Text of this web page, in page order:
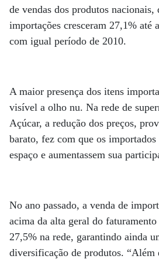
de vendas dos produtos nacionais,
importações cresceram 27,1% até
com igual período de 2010.
A maior presença dos itens
visível a olho nu. Na rede de
Açúcar, a redução dos preços,
barato, fez com que os importados
espaço e aumentassem sua
No ano passado, a venda de
acima da alta geral do faturamento
27,5% na rede, garantindo ainda
diversificação de produtos. “Além